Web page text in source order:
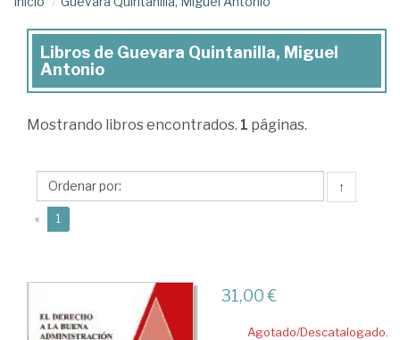
Libros
de
Guevara
Miguel
Antonio
Libros de Guevara Quintanilla, Miguel
Antonio
Mostrando libros encontrados. 1 páginas.
↑
« 1
31,00 €
Agotado/Descatalogado.